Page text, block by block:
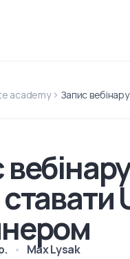
academy Запис
Max Lysak